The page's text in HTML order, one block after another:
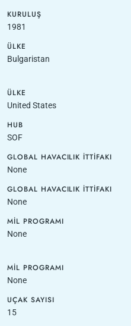
KURULUŞ
1981
ÜLKE
Bulgaristan
ÜLKE
United States
HUB
SOF
GLOBAL HAVACILIK İTTIFAKI
None
GLOBAL HAVACILIK İTTIFAKI
None
MIL PROGRAMI
None
MIL PROGRAMI
None
UÇAK SAYISI
15